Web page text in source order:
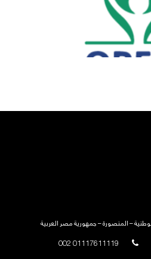
– المنصورة – جمهورية مصر العربية